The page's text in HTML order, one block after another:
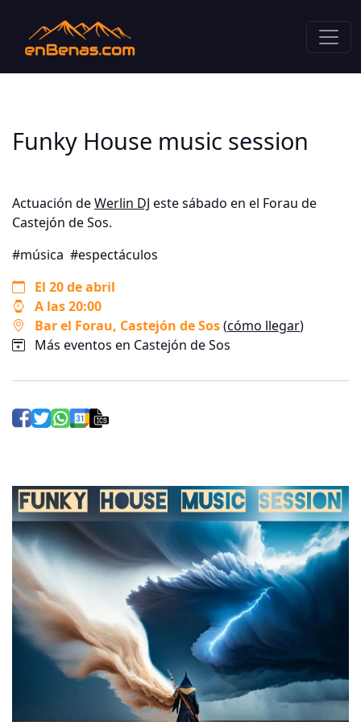
Funky House music session
Actuación deWerlin DJ este sábado en el Forau de
Castejón de Sos.
#música #espectáculos
El 20 de abril
A las 20:00
Bar el Forau, Castejón de Sos(cómo llegar)
Más eventos en Castejón de Sos